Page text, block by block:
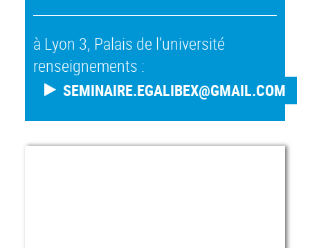
à Lyon 3, Palais de l’université
renseignements :
SEMINAIRE.EGALIBEX@GMAIL.COM